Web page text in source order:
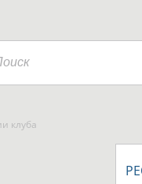
клуба